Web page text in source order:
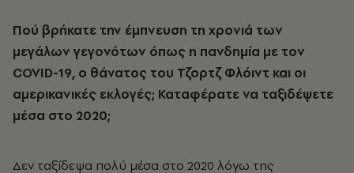
Πού βρήκατε την έμπνευση τη χρονιά των
μεγάλων γεγονότων όπως η πανδημία με τον
COVID-19, ο θάνατος του Τζορτζ Φλόιντ και οι
αμερικανικές εκλογές; Καταφέρατε να ταξιδέψετε
μέσα στο 2020;
Δεν ταξίδεψα πολύ μέσα στο 2020 λόγω της